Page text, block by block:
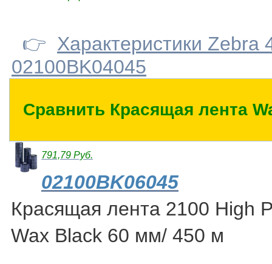
👉 Характеристики Zebra
02100BK04045
Сравнить Красящая лента
791,79 Руб.
02100BK06045
Красящая лента 2100 High
Wax Black 60 мм/ 450 м